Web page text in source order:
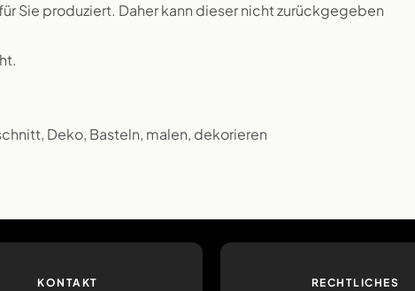
Sie produziert. Daher kann dieser nicht zurückgegeben
Deko, Basteln, malen, dekorieren
KONTAKT RECHTLICHES